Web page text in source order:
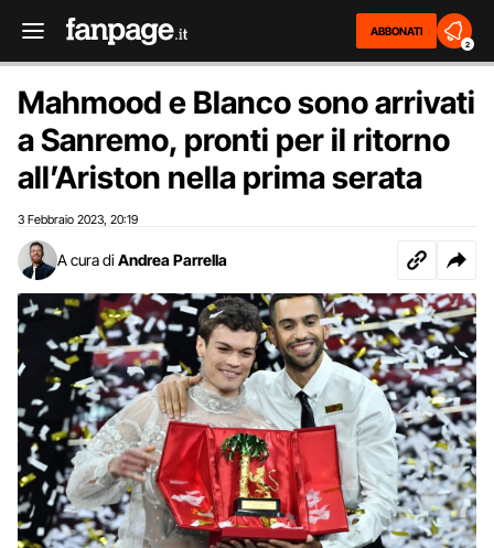
ABBONATI
2
Mahmood e Blanco sono arrivati
a Sanremo, pronti per il ritorno
all’Ariston nella prima serata
3 Febbraio 2023 20:19
A cura di Andrea Parrella